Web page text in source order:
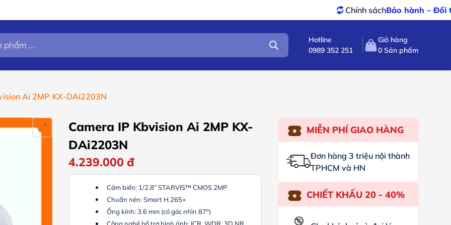
Bảo hành – Đổi trảtốt nhất
Hotline
0989 352 251
Giỏ hàng
0 Sản phẩm
Ai 2MP KX-DAi2203N
Camera IP Kbvision Ai 2MP KX-
DAi2203N
4.239.000đ
Cảm biến: 1/2.8” STARVIS™ CMOS 2MP
Chuẩn nén: Smart H.265+
Ống kính: 3.6 mm (có góc nhìn 87°)
MIỄN PHÍ GIAO HÀNG
Đơn hàng 3 triệu nội thành
TPHCM và HN
CHIẾT KHẤU 20 - 40%